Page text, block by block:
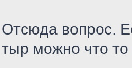
Отсюда вопрос.
тыр можно что